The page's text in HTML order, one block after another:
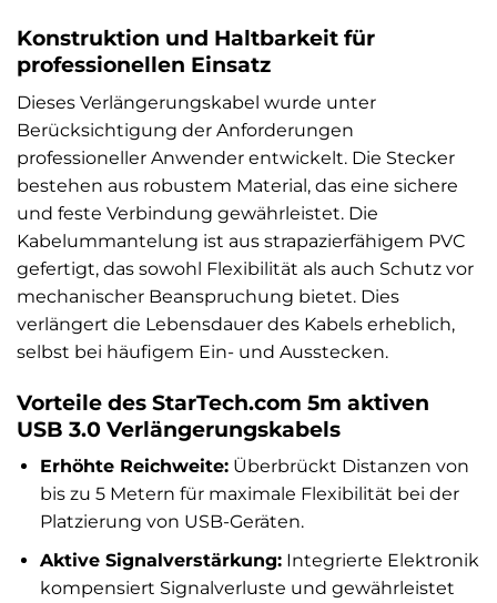
Konstruktion und Haltbarkeit für
professionellen Einsatz
Dieses Verlängerungskabel wurde unter
Berücksichtigung der Anforderungen
professioneller Anwender entwickelt. Die Stecker
bestehen aus robustem Material, das eine sichere
und feste Verbindung gewährleistet. Die
Kabelummantelung ist aus strapazierfähigem PVC
gefertigt, das sowohl Flexibilität als auch Schutz vor
mechanischer Beanspruchung bietet. Dies
verlängert die Lebensdauer des Kabels erheblich,
selbst bei häufigem Ein- und Ausstecken.
Vorteile des StarTech.com 5m aktiven
USB 3.0 Verlängerungskabels
Erhöhte Reichweite:Überbrückt Distanzen von
bis zu 5 Metern für maximale Flexibilität bei der
Platzierung von USB-Geräten.
Aktive Signalverstärkung:Integrierte Elektronik
kompensiert Signalverluste und gewährleistet